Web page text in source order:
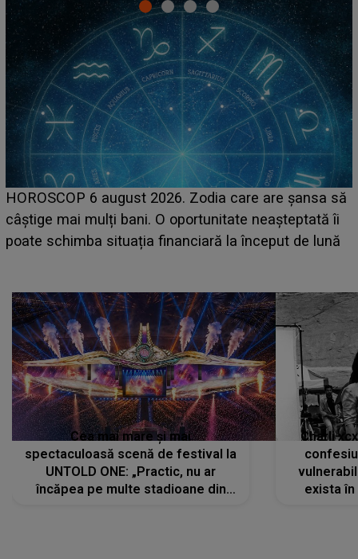
LINE-UP UNTOLD ONE, prima zi. Cine sunt artiștii
care deschid festivalul și de la ce ore au loc cele mai
așteptate concerte pe scena principală?
Cea mai mare și mai
spectaculoasă scenă de festival la
UNTOLD ONE: „Practic, nu ar
încăpea pe multe stadioane din
Charli
exista